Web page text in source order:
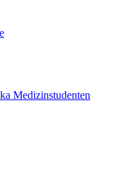
Medizinstudenten